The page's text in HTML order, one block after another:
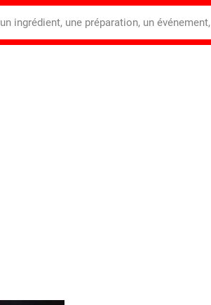
un ingrédient, une préparation, un événement,